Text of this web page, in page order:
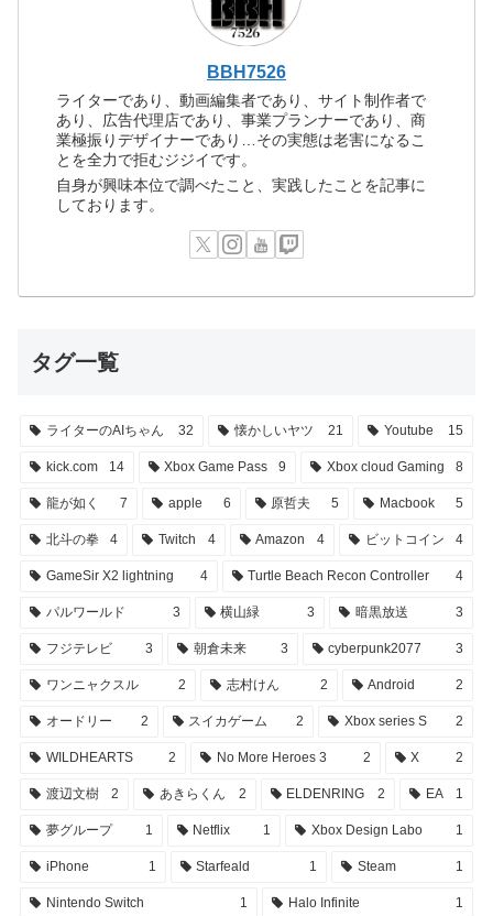
BBH7526
ライターであり、動画編集者であり、サイト制作者で
あり、広告代理店であり、事業プランナーであり、商
業極振りデザイナーであり…その実態は老害になるこ
とを全力で拒むジジイです。
自身が興味本位で調べたこと、実践したことを記事に
しております。
タグ一覧
ライターのAIちゃん 32 懐かしいヤツ 21 Youtube 15
kick.com 14 Xbox Game Pass 9 Xbox cloud Gaming 8
龍が如く 7 apple 6 原哲夫 5 Macbook 5
北斗の拳 4 Twitch 4 Amazon 4 ビットコイン 4
GameSir X2 lightning 4 Turtle Beach Recon Controller 4
パルワールド 3 横山緑 3 暗黒放送 3
フジテレビ 3 朝倉未来 3 cyberpunk2077 3
ワンニャクスル 2 志村けん 2 Android 2
オードリー 2 スイカゲーム 2 Xbox series S 2
WILDHEARTS 2 No More Heroes 3 2 X 2
渡辺文樹 2 あきらくん 2 ELDENRING 2 EA 1
夢グループ 1 Netflix 1 Xbox Design Labo 1
iPhone 1 Starfeald 1 Steam 1
Nintendo Switch 1 Halo Infinite 1